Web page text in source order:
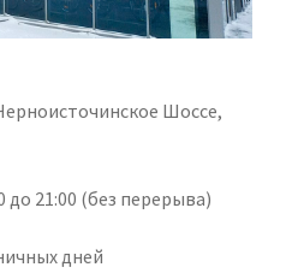
Шоссе,
до 21:00 (без перерыва)
дней